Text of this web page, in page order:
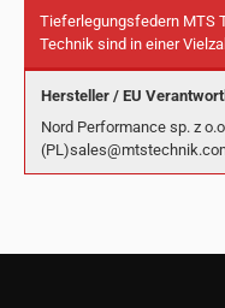
Tieferlegungsfedern MTS
Technik sind in einer
Hersteller / EU
Nord Performance sp. z